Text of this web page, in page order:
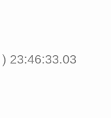
23:46:33.03